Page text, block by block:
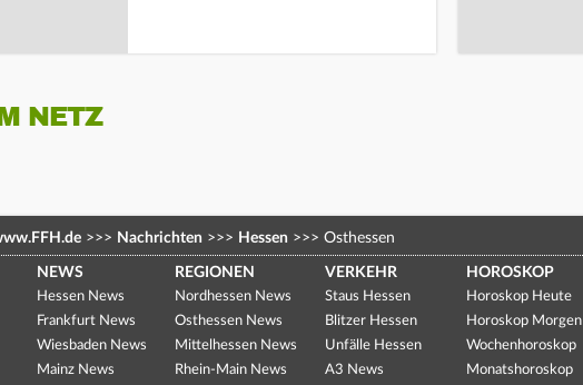
NETZ
>>> Nachrichten >>> Hessen >>> Osthessen
NEWS
Hessen News
Frankfurt News
Wiesbaden News
Mainz News
REGIONEN
Nordhessen News
Osthessen News
Mittelhessen News
Rhein-Main News
VERKEHR
Staus Hessen
Blitzer Hessen
Unfälle Hessen
A3 News
HOROSKOP
Horoskop Heute
Horoskop Morgen
Wochenhoroskop
Monatshoroskop